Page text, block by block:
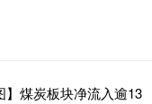
煤炭板块净流入逾13